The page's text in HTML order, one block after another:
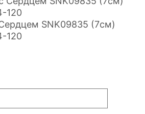
SNK09835 (7см)
120